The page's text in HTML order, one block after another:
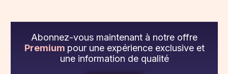
Abonnez-vous maintenant à notre offre
Premium pour une expérience exclusive et
une information de qualité